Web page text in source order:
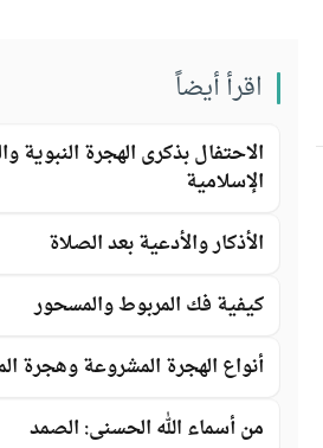
اقرأ أيضاً
الاحتفال بذكرى الهجرة النبوية
الإسلامية
الأذكار والأدعية بعد الصلاة
كيفية فك المربوط والمسحور
أنواع الهجرة المشروعة وهجرة
من أسماء الله الحسنى: الصمد